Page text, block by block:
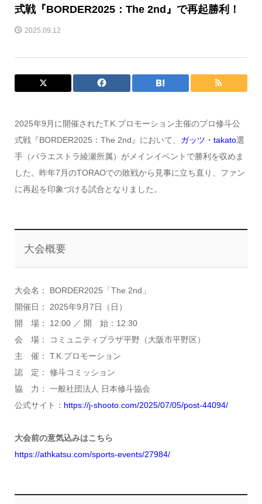
式戦『BORDER2025：The 2nd』で再起勝利！
2025.09.12
2025年9月に開催されたT.K.プロモーション主催のプロ修斗公
式戦『BORDER2025：The 2nd』において、 ガッツ・takato選
手（パラエストラ綾瀬所属）がメインイベントで勝利を収めま
した。昨年7月のTORAOでの敗戦から見事に立ち直り、ファン
に再起を印象づける試合となりました。
大会概要
大会名： BORDER2025「The 2nd」
開催日： 2025年9月7日（日）
開 場： 12:00 ／ 開 始：12:30
会 場： コミュニティプラザ平野（大阪市平野区）
主 催： T.K.プロモーション
認 定： 修斗コミッション
協 力： 一般社団法人 日本修斗協会
公式サイト： https://j-shooto.com/2025/07/05/post-44094/
大会前の意気込みはこちら
https://athkatsu.com/sports-events/27984/